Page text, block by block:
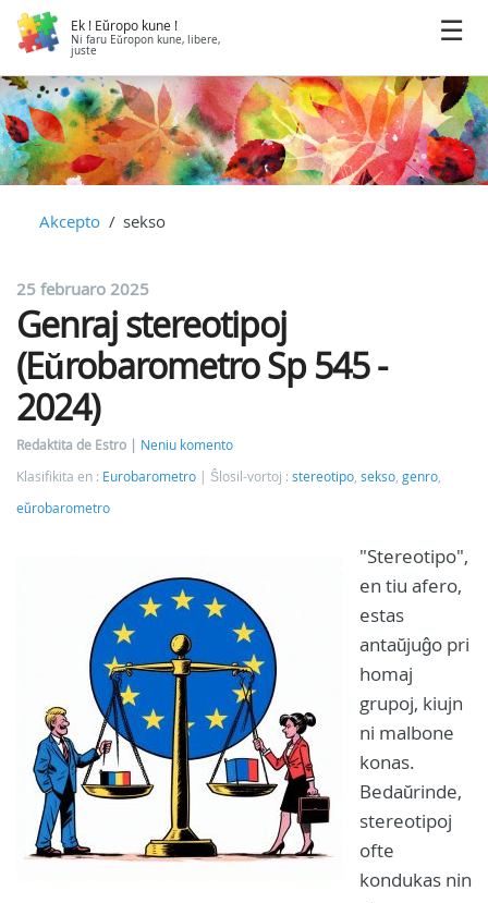
Ek ! Eŭropo kune !
Ni faru Eŭropon kune, libere,
juste
Akcepto sekso
25 februaro 2025
Genraj stereotipoj
(Eŭrobarometro Sp 545 -
2024)
Redaktita de Estro
Neniu komento
Klasifikita en : Eurobarometro Ŝlosil-vortoj : stereotipo sekso genro
eŭrobarometro
"Stereotipo",
en tiu afero,
estas
antaŭjuĝo pri
homaj
grupoj, kiujn
ni malbone
konas.
Bedaŭrinde,
stereotipoj
ofte
kondukas nin